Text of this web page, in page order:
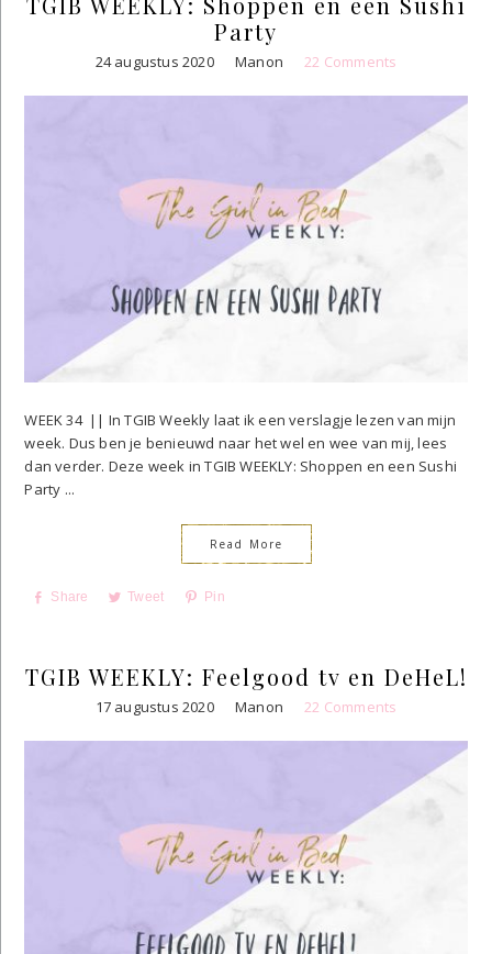
Party
24 augustus 2020 Manon 22 Comments
WEEK 34 || In TGIB Weekly laat ik een verslagje lezen van mijn
week. Dus ben je benieuwd naar het wel en wee van mij, lees
dan verder. Deze week in TGIB WEEKLY: Shoppen en een Sushi
Party ...
Read More
Share Tweet Pin
TGIB WEEKLY: Feelgood tv en DeHeL!
17 augustus 2020 Manon 22 Comments